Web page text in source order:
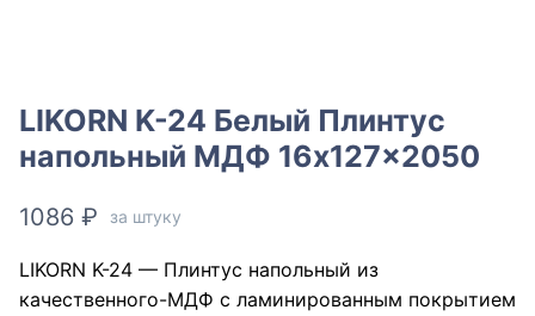
LIKORN K-24 Белый Плинтус
напольный МДФ 16x127x2050
1086 ₽ за штуку
LIKORN K-24 — Плинтус напольный из
качественного-МДФ с ламинированным покрытием